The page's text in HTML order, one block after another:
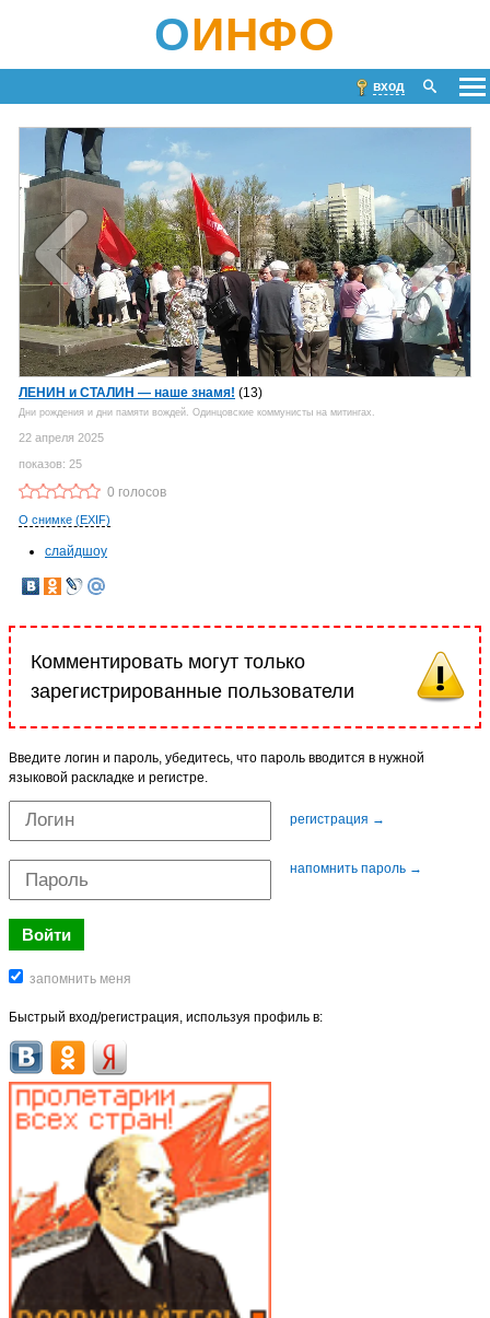
ОИНФО
вход
ЛЕНИН и СТАЛИН — наше знамя! (13)
Дни рождения и дни памяти вождей. Одинцовские коммунисты на митингах.
22 апреля 2025
показов: 25
0 голосов
О снимке (EXIF)
слайдшоу
Комментировать могут только
зарегистрированные пользователи
Введите логин и пароль, убедитесь, что пароль вводится в нужной
языковой раскладке и регистре.
регистрация →
напомнить пароль →
Быстрый вход/регистрация, используя профиль в: